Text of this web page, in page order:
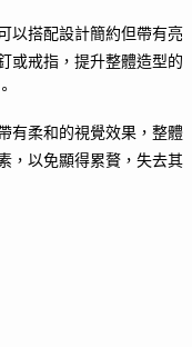
以搭配設計簡約但帶有亮
或戒指，提升整體造型的
有柔和的視覺效果，整體
，以免顯得累贅，失去其